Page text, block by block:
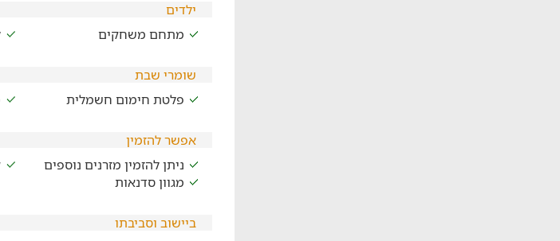
ילדים
מתחם משחקים
שומרי שבת
פלטת חימום חשמלית
אפשר להזמין
ניתן להזמין מזרנים נוספים
מגוון סדנאות
ביישוב וסביבתו